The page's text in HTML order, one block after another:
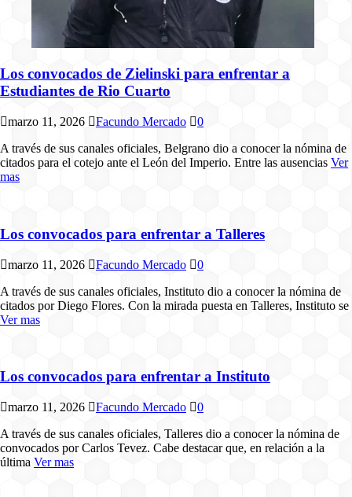
Los convocados de Zielinski para enfrentar a
Estudiantes de Rio Cuarto
marzo 11, 2026 Facundo Mercado
0
A través de sus canales oficiales, Belgrano dio a conocer la nómina de
citados para el cotejo ante el León del Imperio. Entre las ausencias Ver
mas
Los convocados para enfrentar a Talleres
marzo 11, 2026 Facundo Mercado
0
A través de sus canales oficiales, Instituto dio a conocer la nómina de
citados por Diego Flores. Con la mirada puesta en Talleres, Instituto se
Ver mas
Los convocados para enfrentar a Instituto
marzo 11, 2026 Facundo Mercado
0
A través de sus canales oficiales, Talleres dio a conocer la nómina de
convocados por Carlos Tevez. Cabe destacar que, en relación a la
última Ver mas